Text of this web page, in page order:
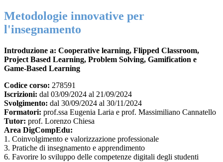
Metodologie innovative per
l'insegnamento
Introduzione a: Cooperative learning, Flipped Classroom,
Project Based Learning, Problem Solving, Gamification e
Game-Based Learning
Codice corso: 278591
Iscrizioni: dal 03/09/2024 al 21/09/2024
Svolgimento: dal 30/09/2024 al 30/11/2024
Formatori: prof.ssa Eugenia Laria e prof. Massimiliano Cannatello
Tutor: prof. Lorenzo Chiesa
Area DigCompEdu:
1. Coinvolgimento e valorizzazione professionale
3. Pratiche di insegnamento e apprendimento
6. Favorire lo sviluppo delle competenze digitali degli studenti